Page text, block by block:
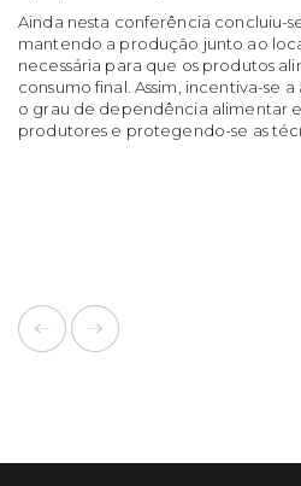
Ainda nesta conferência concluiu-
mantendo a produção junto ao
necessária para que os produtos
consumo final. Assim, incentiva-se
o grau de dependência alimentar
produtores e protegendo-se as